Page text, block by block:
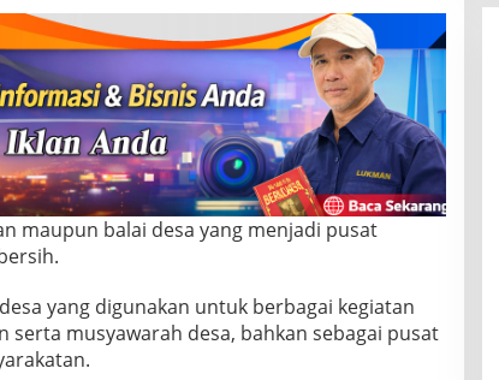
maupun balai desa yang menjadi pusat
yang digunakan untuk berbagai kegiatan
musyawarah desa, bahkan sebagai pusat